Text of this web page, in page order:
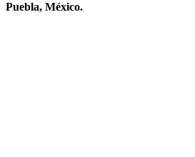
Puebla, México.